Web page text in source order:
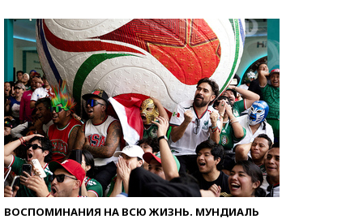
ВОСПОМИНАНИЯ НА ВСЮ ЖИЗНЬ. МУНДИАЛЬ